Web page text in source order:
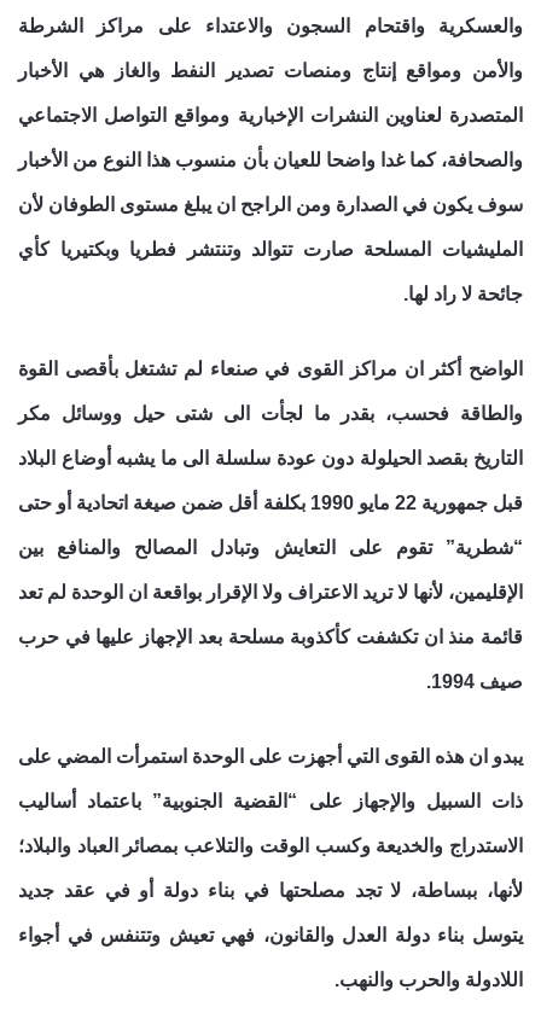
والعسكرية واقتحام السجون والاعتداء على مراكز الشرطة
والأمن ومواقع إنتاج ومنصات تصدير النفط والغاز هي الأخبار
المتصدرة لعناوين النشرات الإخبارية ومواقع التواصل الاجتماعي
والصحافة، كما غدا واضحا للعيان بأن منسوب هذا النوع من الأخبار
سوف يكون في الصدارة ومن الراجح ان يبلغ مستوى الطوفان لأن
المليشيات المسلحة صارت تتوالد وتنتشر فطريا وبكتيريا كأي
جائحة لا راد لها.
الواضح أكثر ان مراكز القوى في صنعاء لم تشتغل بأقصى القوة
والطاقة فحسب، بقدر ما لجأت الى شتى حيل ووسائل مكر
التاريخ بقصد الحيلولة دون عودة سلسلة الى ما يشبه أوضاع البلاد
قبل جمهورية 22 مايو 1990 بكلفة أقل ضمن صيغة اتحادية أو حتى
“شطرية” تقوم على التعايش وتبادل المصالح والمنافع بين
الإقليمين، لأنها لا تريد الاعتراف ولا الإقرار بواقعة ان الوحدة لم تعد
قائمة منذ ان تكشفت كأكذوبة مسلحة بعد الإجهاز عليها في حرب
صيف 1994.
يبدو ان هذه القوى التي أجهزت على الوحدة استمرأت المضي على
ذات السبيل والإجهاز على “القضية الجنوبية” باعتماد أساليب
الاستدراج والخديعة وكسب الوقت والتلاعب بمصائر العباد والبلاد؛
لأنها، ببساطة، لا تجد مصلحتها في بناء دولة أو في عقد جديد
يتوسل بناء دولة العدل والقانون، فهي تعيش وتتنفس في أجواء
اللادولة والحرب والنهب.